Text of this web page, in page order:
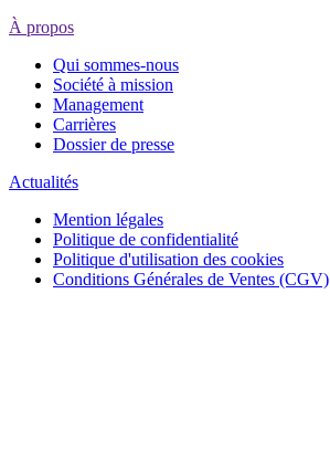
À propos
Qui sommes-nous
Société à mission
Management
Carrières
Dossier de presse
Actualités
Mention légales
Politique de confidentialité
Politique d'utilisation des cookies
Conditions Générales de Ventes (CGV)